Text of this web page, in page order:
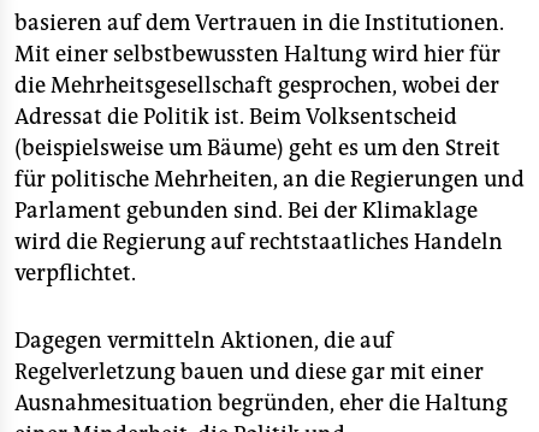
basieren auf dem Vertrauen in die Institutionen.
Mit einer selbstbewussten Haltung wird hier für
die Mehrheitsgesellschaft gesprochen, wobei der
Adressat die Politik ist. Beim Volksentscheid
(beispielsweise um Bäume) geht es um den Streit
für politische Mehrheiten, an die Regierungen und
Parlament gebunden sind. Bei der Klimaklage
wird die Regierung auf rechtstaatliches Handeln
verpflichtet.
Dagegen vermitteln Aktionen, die auf
Regelverletzung bauen und diese gar mit einer
Ausnahmesituation begründen, eher die Haltung